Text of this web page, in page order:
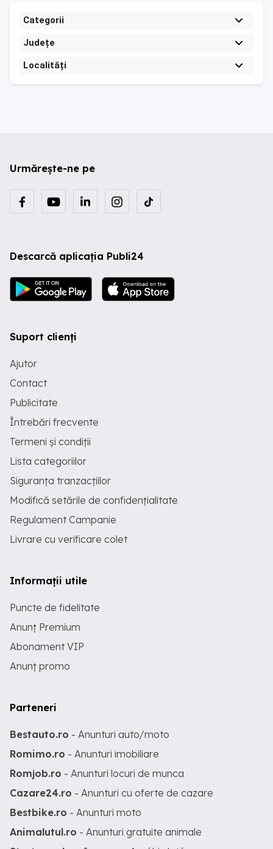
Categorii
Județe
Localități
Urmărește-ne pe
Descarcă aplicația Publi24
Suport clienți
Ajutor
Contact
Publicitate
Întrebări frecvente
Termeni și condiții
Lista categoriilor
Siguranța tranzacțiilor
Modifică setările de confidențialitate
Regulament Campanie
Livrare cu verificare colet
Informații utile
Puncte de fidelitate
Anunț Premium
Abonament VIP
Anunț promo
Parteneri
Bestauto.ro - Anunturi auto/moto
Romimo.ro - Anunturi imobiliare
Romjob.ro - Anunturi locuri de munca
Cazare24.ro - Anunturi cu oferte de cazare
Bestbike.ro - Anunturi moto
Animalutul.ro - Anunturi gratuite animale